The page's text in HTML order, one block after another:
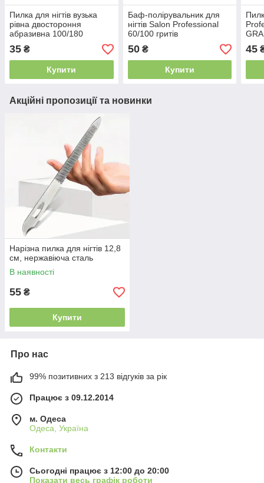
Пилка для нігтів вузька
рівна двостороння
абразивна 100/180
(чорна/сіра) Сталекс
35 ₴
Купити
Баф-полірувальник для
нігтів Salon Professional
60/100 гритів
50₴
Купити
45
Акційні пропозиції та новинки
Нарізна пилка для нігтів 12,8
см, нержавіюча сталь
В наявності
55 ₴
Купити
Про нас
99% позитивних з 213 відгуків за рік
Працює з 09.12.2014
м. Одеса
Одеса, Україна
Контакти
Сьогодні працює з 12:00 до 20:00
Показати весь графік роботи